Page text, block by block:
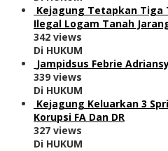
Kejagung Tetapkan Tiga
Ilegal Logam Tanah
342 views
Di HUKUM
Jampidsus Febrie
339 views
Di HUKUM
Kejagung Keluarkan 3
Korupsi FA Dan DR
327 views
Di HUKUM